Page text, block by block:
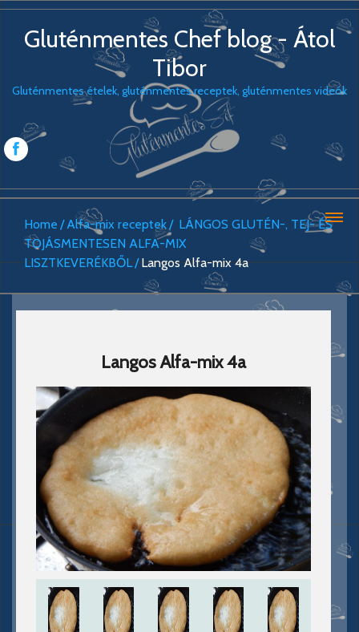
Gluténmentes Chef blog - Átol
Tibor
Gluténmentes ételek, gluténmentes receptek, gluténmentes videók
Home Alfa-mix receptek
LÁNGOS GLUTÉN-, TEJ- ÉS
TOJÁSMENTESEN ALFA-MIX
LISZTKEVERÉKBŐL Langos Alfa-mix 4a
Langos Alfa-mix 4a